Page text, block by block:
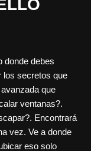
donde debes
los secretos que
que
ventanas?.
Encontrará
vez. Ve a donde
eso solo